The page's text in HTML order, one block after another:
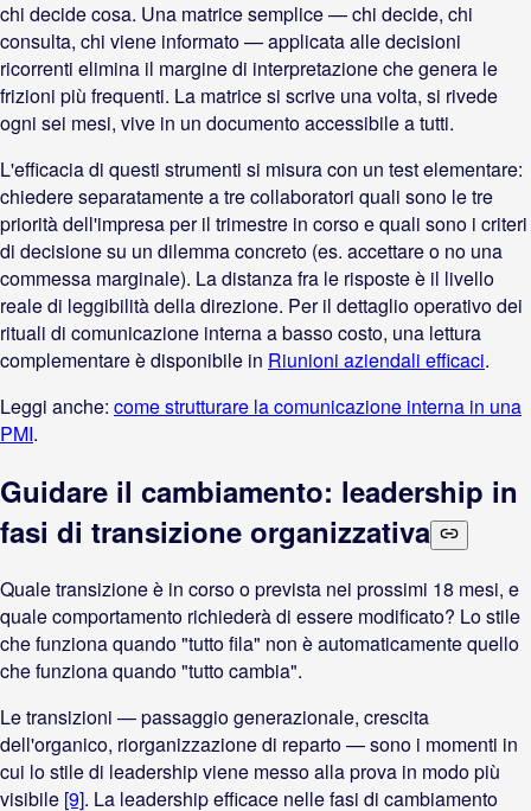
chi decide cosa. Una matrice semplice — chi decide, chi
consulta, chi viene informato — applicata alle decisioni
ricorrenti elimina il margine di interpretazione che genera le
frizioni più frequenti. La matrice si scrive una volta, si rivede
ogni sei mesi, vive in un documento accessibile a tutti.
L'efficacia di questi strumenti si misura con un test elementare:
chiedere separatamente a tre collaboratori quali sono le tre
priorità dell'impresa per il trimestre in corso e quali sono i criteri
di decisione su un dilemma concreto (es. accettare o no una
commessa marginale). La distanza fra le risposte è il livello
reale di leggibilità della direzione. Per il dettaglio operativo dei
rituali di comunicazione interna a basso costo, una lettura
complementare è disponibile in Riunioni aziendali efficaci.
Leggi anche: come strutturare la comunicazione interna in una
PMI.
Guidare il cambiamento: leadership in
fasi di transizione organizzativa
Quale transizione è in corso o prevista nei prossimi 18 mesi, e
quale comportamento richiederà di essere modificato? Lo stile
che funziona quando "tutto fila" non è automaticamente quello
che funziona quando "tutto cambia".
Le transizioni — passaggio generazionale, crescita
dell'organico, riorganizzazione di reparto — sono i momenti in
cui lo stile di leadership viene messo alla prova in modo più
visibile [9]. La leadership efficace nelle fasi di cambiamento